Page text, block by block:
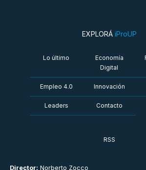
Director: Norberto Zocco
EXPLORÁ iProUP
Lo último
Economía
Digital
Empleo 4.0 Innovación
Leaders Contacto
RSS